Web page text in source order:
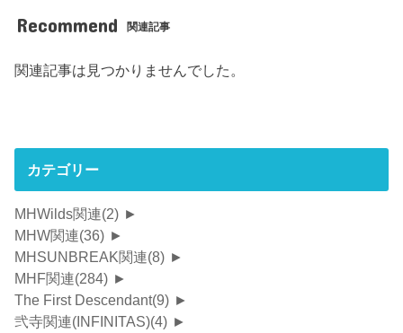
Recommend 関連記事
関連記事は見つかりませんでした。
カテゴリー
MHWilds関連(2) ►
MHW関連(36) ►
MHSUNBREAK関連(8) ►
MHF関連(284) ►
The First Descendant(9) ►
弐寺関連(INFINITAS)(4) ►